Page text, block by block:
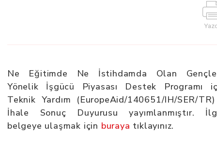
Ne Eğitimde Ne İstihdamda Olan
Yönelik İşgücü Piyasası Destek Programı
Teknik Yardım (EuropeAid/140651/IH/SER/
İhale Sonuç Duyurusu yayımlanmıştır.
belgeye ulaşmak için buraya tıklayınız.